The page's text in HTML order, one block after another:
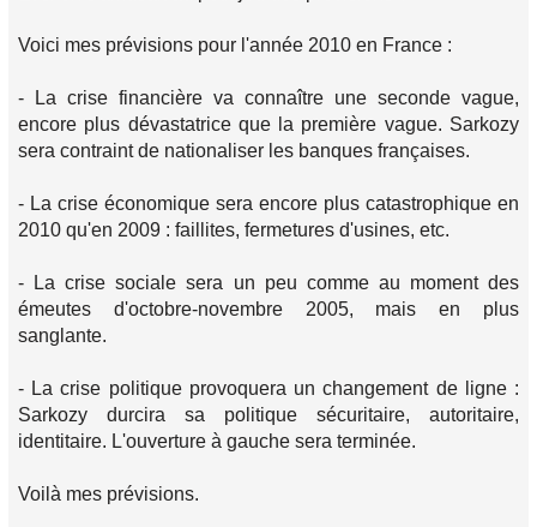
Voici mes prévisions pour l'année 2010 en France :
- La crise financière va connaître une seconde vague,
encore plus dévastatrice que la première vague. Sarkozy
sera contraint de nationaliser les banques françaises.
- La crise économique sera encore plus catastrophique en
2010 qu'en 2009 : faillites, fermetures d'usines, etc.
- La crise sociale sera un peu comme au moment des
émeutes d'octobre-novembre 2005, mais en plus
sanglante.
- La crise politique provoquera un changement de ligne :
Sarkozy durcira sa politique sécuritaire, autoritaire,
identitaire. L'ouverture à gauche sera terminée.
Voilà mes prévisions.